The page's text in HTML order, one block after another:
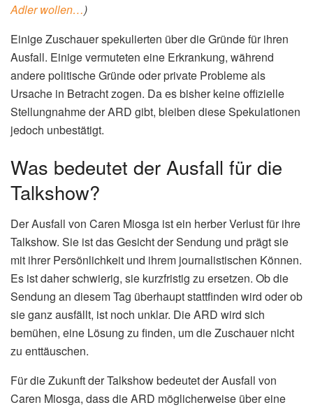
Adler wollen…)
Einige Zuschauer spekulierten über die Gründe für ihren
Ausfall. Einige vermuteten eine Erkrankung, während
andere politische Gründe oder private Probleme als
Ursache in Betracht zogen. Da es bisher keine offizielle
Stellungnahme der ARD gibt, bleiben diese Spekulationen
jedoch unbestätigt.
Was bedeutet der Ausfall für die
Talkshow?
Der Ausfall von Caren Miosga ist ein herber Verlust für ihre
Talkshow. Sie ist das Gesicht der Sendung und prägt sie
mit ihrer Persönlichkeit und ihrem journalistischen Können.
Es ist daher schwierig, sie kurzfristig zu ersetzen. Ob die
Sendung an diesem Tag überhaupt stattfinden wird oder ob
sie ganz ausfällt, ist noch unklar. Die ARD wird sich
bemühen, eine Lösung zu finden, um die Zuschauer nicht
zu enttäuschen.
Für die Zukunft der Talkshow bedeutet der Ausfall von
Caren Miosga, dass die ARD möglicherweise über eine